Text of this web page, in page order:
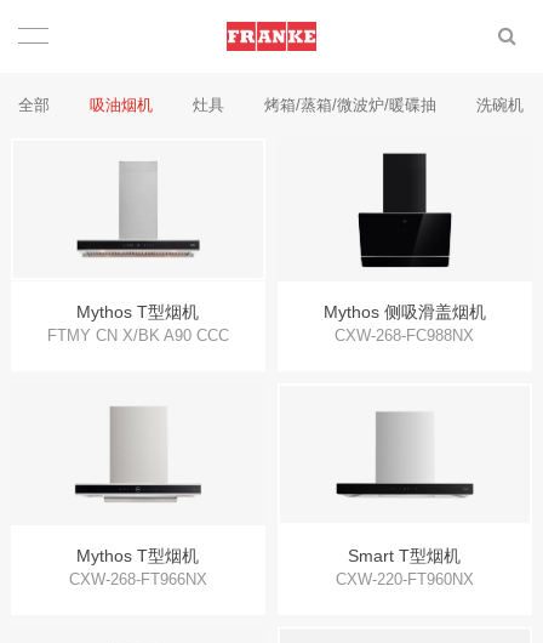
Mythos T型烟机
FTMY CN X/BK A90 CCC
Mythos 侧吸滑盖烟机
CXW-268-FC988NX
Mythos T型烟机
CXW-268-FT966NX
Smart T型烟机
CXW-220-FT960NX
全部 吸油烟机 灶具 烤箱/蒸箱/微波炉/暖碟抽 洗碗机